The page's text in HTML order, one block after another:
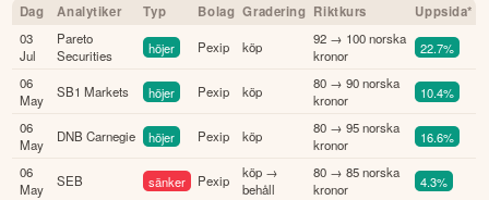
Dag Analytiker Typ Bolag Gradering Riktkurs Uppsida*
03
Jul
Pareto
Securities
höjer Pexip köp
92 → 100 norska
kronor
22.7%
06
May
SB1 Markets höjer Pexip köp
80 → 90 norska
kronor
10.4%
06
May
DNB Carnegie höjer Pexip köp
80 → 95 norska
kronor
16.6%
06
May
SEB sänker Pexip
köp →
behåll
80 → 85 norska
kronor
4.3%